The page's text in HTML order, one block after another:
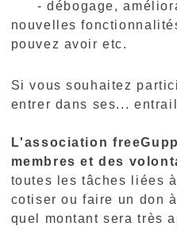
- débogage,
nouvelles
pouvez avoir etc.
Si vous souhaitez
entrer dans ses...
L'association
membres et des
toutes les tâches liées
cotiser ou faire un don
quel montant sera très